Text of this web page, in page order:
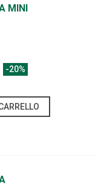
MINI
-20%